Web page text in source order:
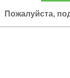
Пожалуйста,